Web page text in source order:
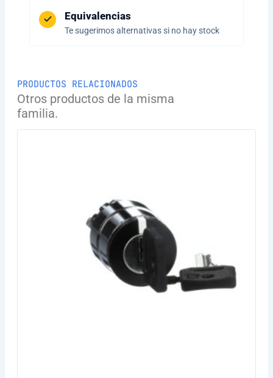
Equivalencias
Te sugerimos alternativas si no hay stock
PRODUCTOS RELACIONADOS
Otros productos de la misma
familia.